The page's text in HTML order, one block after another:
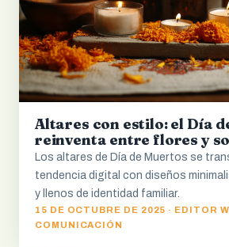
Altares con estilo: el Día
reinventa entre flores y
Los altares de Día de Muertos se
tendencia digital con diseños
y llenos de identidad familiar.
15 DE OCTUBRE DE 2025 · EDITOR
COMUNICACIÓN